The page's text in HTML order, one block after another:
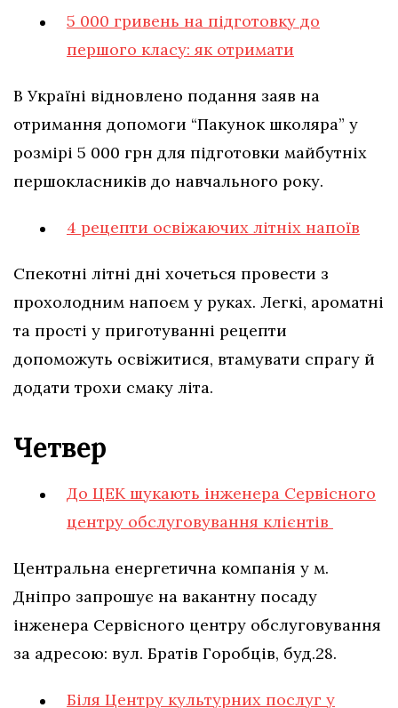
5 000 гривень на підготовку до
першого класу: як отримати
В Україні відновлено подання заяв на
отримання допомоги “Пакунок школяра” у
розмірі 5 000 грн для підготовки майбутніх
першокласників до навчального року.
4 рецепти освіжаючих літніх напоїв
Спекотні літні дні хочеться провести з
прохолодним напоєм у руках. Легкі, ароматні
та прості у приготуванні рецепти
допоможуть освіжитися, втамувати спрагу й
додати трохи смаку літа.
Четвер
До ЦЕК шукають інженера Сервісного
центру обслуговування клієнтів
Центральна енергетична компанія у м.
Дніпро запрошує на вакантну посаду
інженера Сервісного центру обслуговування
за адресою: вул. Братів Горобців, буд.28.
Біля Центру культурних послуг у